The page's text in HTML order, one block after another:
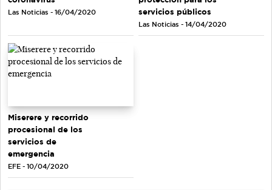
Las Noticias - 16/04/2020
servicios públicos
Las Noticias - 14/04/2020
Miserere y recorrido
procesional de los
servicios de
emergencia
EFE - 10/04/2020